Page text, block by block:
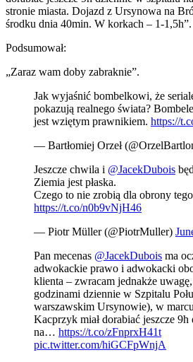
stronie miasta. Dojazd z Ursynowa na
środku dnia 40min. W korkach – 1-1,5h”.
Podsumował:
„Zaraz wam doby zabraknie”.
Jak wyjaśnić bombelkowi, że
pokazują realnego świata?
jest wziętym prawnikiem. https://
— Bartłomiej Orzeł
Jeszcze chwila i @JacekDubois
Ziemia jest płaska.
Czego to nie zrobią dla obrony
https://t.co/n0b9vNjH46
— Piotr Müller (@PiotrMuller)
Pan mecenas @JacekDubois ma
adwokackie prawo i adwokacki
klienta – zwracam jednakże
godzinami dziennie w Szpitalu
warszawskim Ursynowie), w
Kacprzyk miał dorabiać jeszcze
na… https://t.co/zFnprxH41t
pic.twitter.com/hiGCFpWnjA